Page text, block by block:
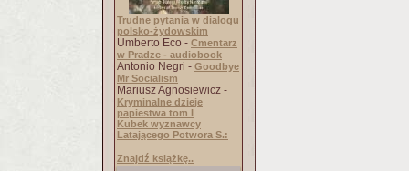
Trudne pytania w dialogu
polsko-żydowskim
Umberto Eco - Cmentarz
w Pradze - audiobook
Antonio Negri - Goodbye
Mr Socialism
Mariusz Agnosiewicz -
Kryminalne dzieje
papiestwa tom I
Kubek wyznawcy
Latającego Potwora S.:
Znajdź książkę..